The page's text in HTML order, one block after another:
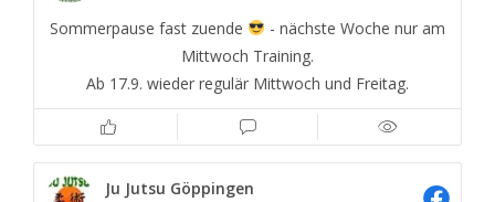
Sommerpause fast zuende
- nächste Woche nur am
Mittwoch Training.
Ab 17.9. wieder regulär Mittwoch und Freitag.
Ju Jutsu Göppingen